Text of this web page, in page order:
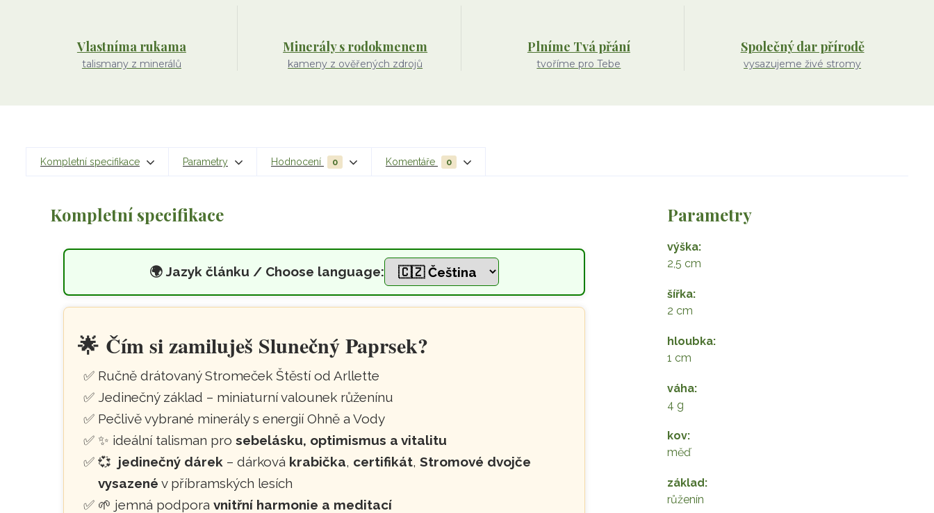
Vlastníma rukama
talismany z minerálů
Minerály s rodokmenem
kameny z ověřených zdrojů
Plníme Tvá přání
tvoříme pro Tebe
Společný dar přírodě
vysazujeme živé stromy
Kompletní specifikace Parametry Hodnocení 0 Komentáře 0
Kompletní specifikace
🌍 Jazyk článku / Choose language:
Stromeček Štěstí s růženínem a slunečním kamenem – miniaturní ručně
🌟 Čím si zamiluješ Slunečný Paprsek?
Ručně drátovaný Stromeček Štěstí od Arllette
Jedinečný základ – miniaturní valounek růženínu
Pečlivě vybrané minerály s energií Ohně a Vody
✨ ideální talisman pro sebelásku, optimismus a vitalitu
💞 jedinečný dárek – dárková krabička, certifikát, Stromové dvojče
vysazené v příbramských lesích
🌱 jemná podpora vnitřní harmonie a meditací
Parametry
výška
2,5 cm
šířka
2 cm
hloubka
1 cm
váha
4 g
kov
měď
základ
růženín